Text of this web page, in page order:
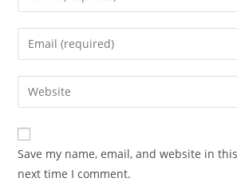
your
name
comment
Enter
your
email
address
comment
Enter
your
website
URL
(optional)
Save my name, email, and website in
next time I comment.